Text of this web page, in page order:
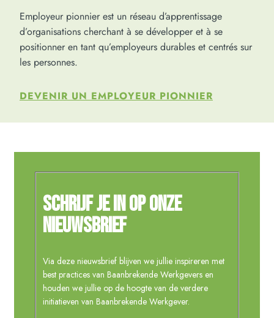
Employeur pionnier est un réseau d’apprentissage
d’organisations cherchant à se développer et à se
positionner en tant qu’employeurs durables et centrés sur
les personnes.
DEVENIR UN EMPLOYEUR PIONNIER